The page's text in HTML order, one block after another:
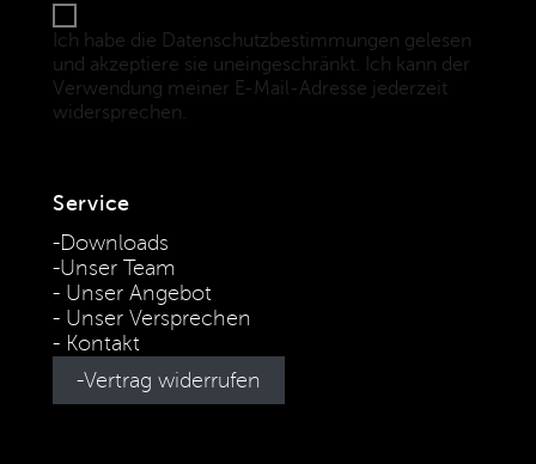
Ich habe die Datenschutzbestimmungen gelesen
und akzeptiere sie uneingeschränkt. Ich kann der
Verwendung meiner E-Mail-Adresse jederzeit
widersprechen.
Service
Downloads
Unser Team
Unser Angebot
Unser Versprechen
Kontakt
Vertrag widerrufen